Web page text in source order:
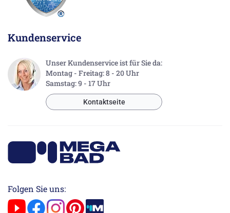
Kundenservice
Unser Kundenservice ist für Sie da:
Montag - Freitag: 8 - 20 Uhr
Samstag: 9 - 17 Uhr
Kontaktseite
Folgen Sie uns: